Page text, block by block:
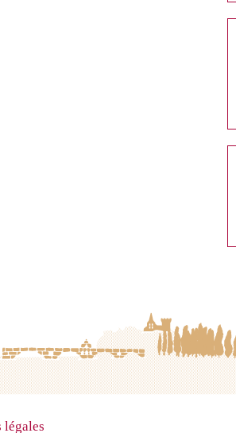
légales